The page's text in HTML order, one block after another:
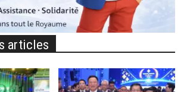
articles